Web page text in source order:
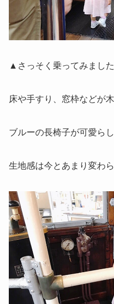
▲さっそく乗ってみました
床や手すり、窓枠などが木
ブルーの長椅子が可愛らし
生地感は今とあまり変わ